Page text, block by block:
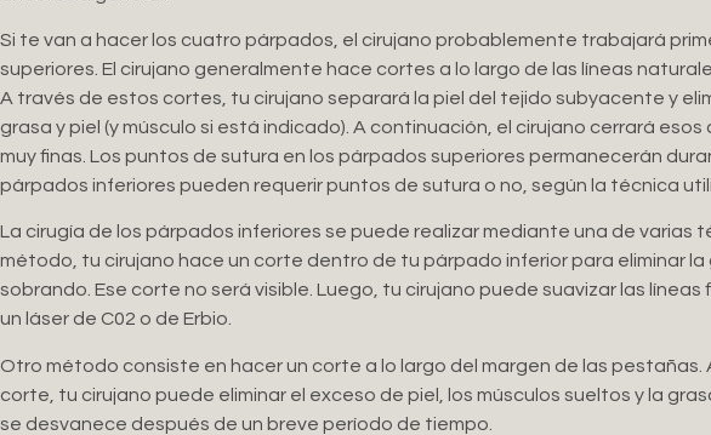
Si te van a hacer los cuatro párpados, el cirujano probablemente trabajará
superiores. El cirujano generalmente hace cortes a lo largo de las líneas
A través de estos cortes, tu cirujano separará la piel del tejido subyacente y
grasa y piel (y músculo si está indicado). A continuación, el cirujano cerrará
muy finas. Los puntos de sutura en los párpados superiores permanecerán
párpados inferiores pueden requerir puntos de sutura o no, según la técnica
La cirugía de los párpados inferiores se puede realizar mediante una de varias
método, tu cirujano hace un corte dentro de tu párpado inferior para eliminar
sobrando. Ese corte no será visible. Luego, tu cirujano puede suavizar las líneas
un láser de C02 o de Erbio.
Otro método consiste en hacer un corte a lo largo del margen de las pestañas.
corte, tu cirujano puede eliminar el exceso de piel, los músculos sueltos y la
se desvanece después de un breve período de tiempo.